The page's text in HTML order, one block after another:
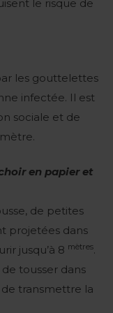
le risque de
les gouttelettes
infectée. Il est
sociale et de
en papier et
de petites
projetées dans
jusqu’à 8 mètres.
tousser dans
transmettre la